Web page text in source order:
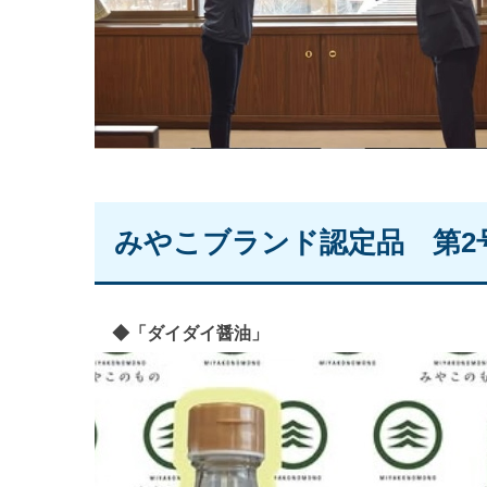
みやこブランド認定品 第2
◆「ダイダイ醤油」